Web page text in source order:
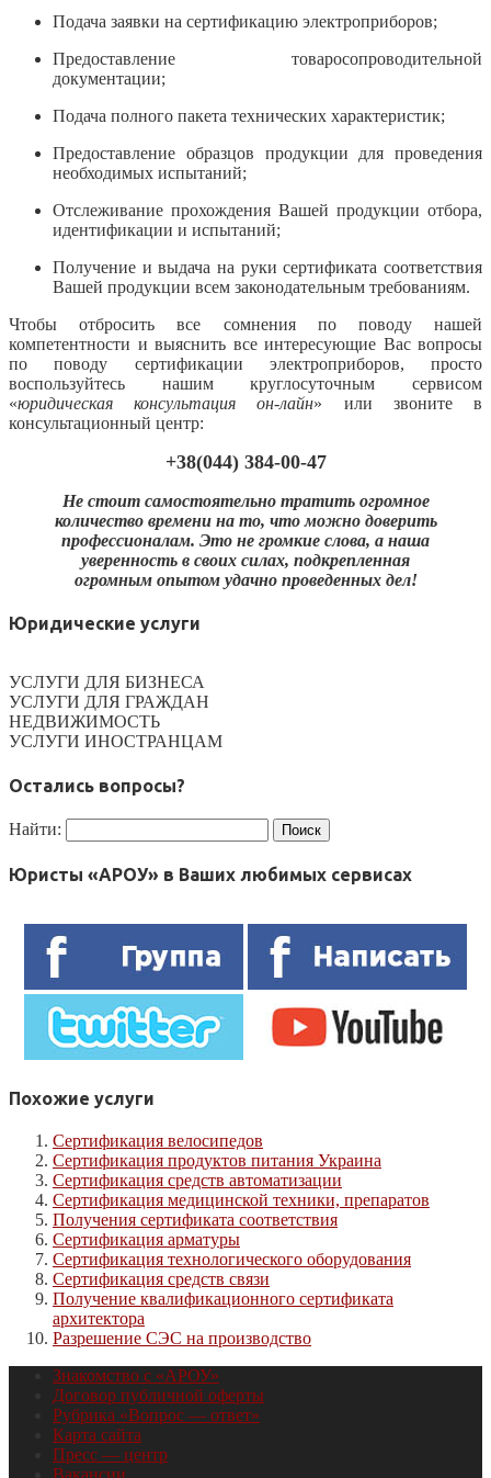
Подача заявки на сертификацию электроприборов;
Предоставление товаросопроводительной
документации;
Подача полного пакета технических характеристик;
Предоставление образцов продукции для проведения
необходимых испытаний;
Отслеживание прохождения Вашей продукции отбора,
идентификации и испытаний;
Получение и выдача на руки сертификата соответствия
Вашей продукции всем законодательным требованиям.
Чтобы отбросить все сомнения по поводу нашей
компетентности и выяснить все интересующие Вас вопросы
по поводу сертификации электроприборов, просто
воспользуйтесь нашим круглосуточным сервисом
«юридическая консультация он-лайн» или звоните в
консультационный центр:
+38(044) 384-00-47
Не стоит самостоятельно тратить огромное
количество времени на то, что можно доверить
профессионалам. Это не громкие слова, а наша
уверенность в своих силах, подкрепленная
огромным опытом удачно проведенных дел!
Юридические услуги
УСЛУГИ ДЛЯ БИЗНЕСА
УСЛУГИ ДЛЯ ГРАЖДАН
НЕДВИЖИМОСТЬ
УСЛУГИ ИНОСТРАНЦАМ
Остались вопросы?
Найти:
Юристы «АРОУ» в Ваших любимых сервисах
Похожие услуги
Сертификация велосипедов
Сертификация продуктов питания Украина
Сертификация средств автоматизации
Сертификация медицинской техники, препаратов
Получения сертификата соответствия
Сертификация арматуры
Сертификация технологического оборудования
Сертификация средств связи
Получение квалификационного сертификата
архитектора
Разрешение СЭС на производство
Знакомство с «АРОУ»
Договор публичной оферты
Рубрика «Вопрос — ответ»
Карта сайта
Пресс — центр
Вакансии